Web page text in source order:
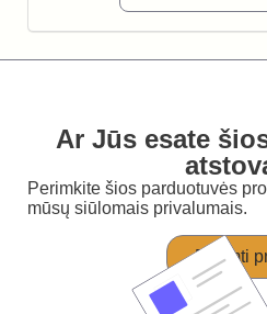
Ar Jūs esate
Perimkite šios parduotuvės
mūsų siūlomais privalumais.
Perimti